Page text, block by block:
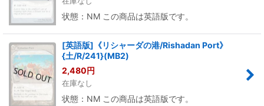
状態：NM この商品は英語版です。
[英語版]《リシャーダの港/Rishadan Port》
{土/R/241}(MB2)
2,480円
在庫なし
状態：NM この商品は英語版です。